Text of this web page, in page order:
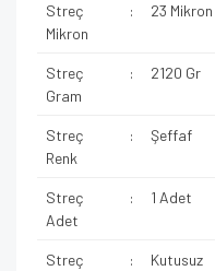
Streç
Mikron
: 23 Mikron
Streç
Gram
: 2120 Gr
Streç
Renk
: Şeffaf
Streç
Adet
: 1 Adet
Streç
: Kutusuz